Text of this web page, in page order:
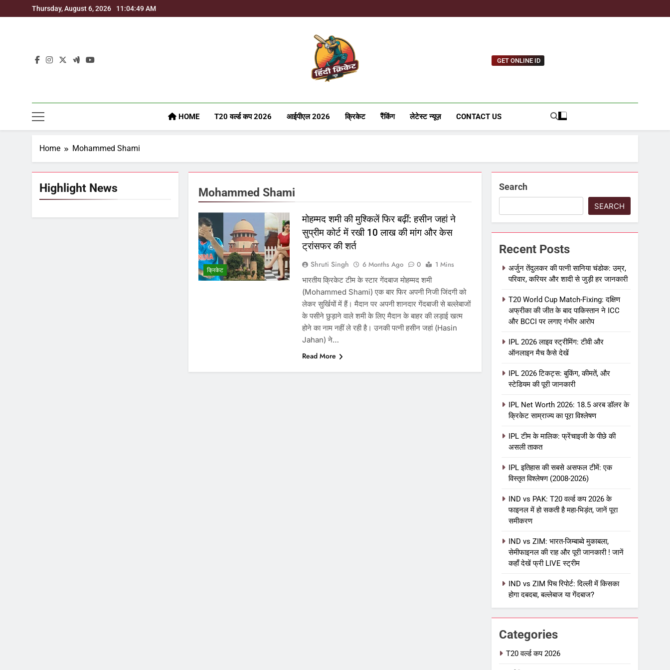
to
Thursday, August 6, 2026 11:04:50 AM
Hindicricketnews.com
GET ONLINE ID
HOME T20 वर्ल्ड कप 2026 आईपीएल 2026 क्रिकेट रैंकिंग लेटेस्ट न्यूज़ CONTACT US
Home Mohammed Shami
Highlight News Mohammed Shami
क्रिकेट
मोहम्मद शमी की मुश्किलें फिर बढ़ीं: हसीन जहां ने
सुप्रीम कोर्ट में रखी 10 लाख की मांग और केस
ट्रांसफर की शर्त
Shruti Singh 6 Months Ago 0
1 Mins
भारतीय क्रिकेट टीम के स्टार गेंदबाज मोहम्मद शमी
(Mohammed Shami) एक बार फिर अपनी निजी जिंदगी को
लेकर सुर्खियों में हैं। मैदान पर अपनी शानदार गेंदबाजी से बल्लेबाजों
के पसीने छुड़ाने वाले शमी के लिए मैदान के बाहर की लड़ाई खत्म
होने का नाम नहीं ले रही है। उनकी पत्नी हसीन जहां (Hasin
Jahan) ने…
Read More
Search
SEARCH
Recent Posts
अर्जुन तेंदुलकर की पत्नी सानिया चंडोक: उम्र,
परिवार, करियर और शादी से जुड़ी हर जानकारी
T20 World Cup Match-Fixing: दक्षिण
अफ्रीका की जीत के बाद पाकिस्तान ने ICC
और BCCI पर लगाए गंभीर आरोप
IPL 2026 लाइव स्ट्रीमिंग: टीवी और
ऑनलाइन मैच कैसे देखें
IPL 2026 टिकट्स: बुकिंग, कीमतें, और
स्टेडियम की पूरी जानकारी
IPL Net Worth 2026: 18.5 अरब डॉलर के
क्रिकेट साम्राज्य का पूरा विश्लेषण
IPL टीम के मालिक: फ्रेंचाइजी के पीछे की
असली ताकत
IPL इतिहास की सबसे असफल टीमें: एक
विस्तृत विश्लेषण (2008-2026)
IND vs PAK: T20 वर्ल्ड कप 2026 के
फाइनल में हो सकती है महा-भिड़ंत, जानें पूरा
समीकरण
IND vs ZIM: भारत-जिम्बाब्वे मुकाबला,
सेमीफाइनल की राह और पूरी जानकारी ! जानें
कहाँ देखें फ्री LIVE स्ट्रीम
IND vs ZIM पिच रिपोर्ट: दिल्ली में किसका
होगा दबदबा, बल्लेबाज या गेंदबाज?
Categories
T20 वर्ल्ड कप 2026
IPL Net Worth 2026: 18.5 अरब
डॉलर के क्रिकेट साम्राज्य का पूरा
विश्लेषण
आईपीएल 2026
IPL टीम के मालिक: फ्रेंचाइजी के पीछे
की असली ताकत
आईपीएल 2026 क्रिकेट
IPL इतिहास की सबसे असफल टीमें: एक
विस्तृत विश्लेषण (2008-2026)
क्रिकेट